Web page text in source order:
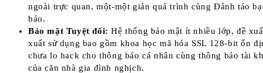
ngoài trực quan, một-một giản quá trình cùng Đánh táo
báo.
Bảo mật Tuyệt đối: Hệ thống bảo mật ít nhiều lớp, đề
xuất sử dụng bao gồm khoa học mã hóa SSL 128-bit ổn
chưa lo hack cho thông báo cá nhân cùng thông báo tài
của căn nhà gia đình nghịch.